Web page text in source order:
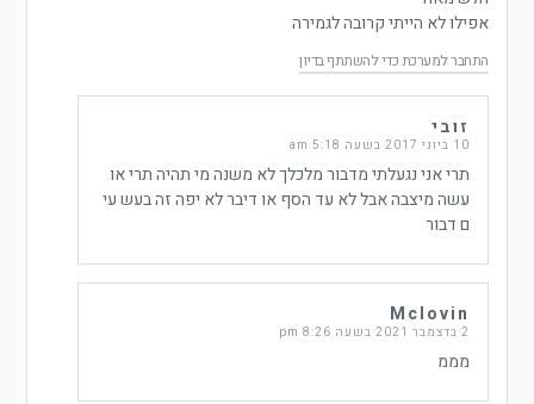
אפילו לא הייתי קרובה לגמירה
התחבר למערכת כדי להשתתף בדיון
זובי
10 ביוני 2017 בשעה 5:18 am
תרי אני נגעלתי מדבור מלכלך לא משנה מי תהיה תרי או
עשה מיצבה אבל לא עד הסף או דיבר לא יפה זה בעש עי
ם דבור
Mclovin
2 בדצמבר 2021 בשעה 8:26 pm
מממ